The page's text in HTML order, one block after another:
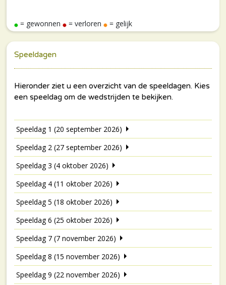
= gewonnen = verloren = gelijk
Speeldagen
Speeldag 1 (20 september 2026)
Speeldag 2 (27 september 2026)
Speeldag 3 (4 oktober 2026)
Speeldag 4 (11 oktober 2026)
Speeldag 5 (18 oktober 2026)
Speeldag 6 (25 oktober 2026)
Speeldag 7 (7 november 2026)
Speeldag 8 (15 november 2026)
Speeldag 9 (22 november 2026)